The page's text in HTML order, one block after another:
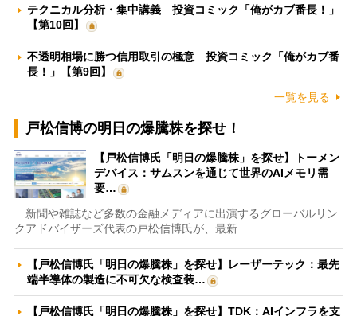
テクニカル分析・集中講義 投資コミック「俺がカブ番長！」
【第10回】
不透明相場に勝つ信用取引の極意 投資コミック「俺がカブ番
長！」【第9回】
一覧を見る
戸松信博の明日の爆騰株を探せ！
【戸松信博氏「明日の爆騰株」を探せ】トーメン
デバイス：サムスンを通じて世界のAIメモリ需
要…
新聞や雑誌など多数の金融メディアに出演するグローバルリン
クアドバイザーズ代表の戸松信博氏が、最新…
【戸松信博氏「明日の爆騰株」を探せ】レーザーテック：最先
端半導体の製造に不可欠な検査装…
【戸松信博氏「明日の爆騰株」を探せ】TDK：AIインフラを支